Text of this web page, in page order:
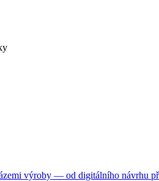
výroby — od digitálního návrhu